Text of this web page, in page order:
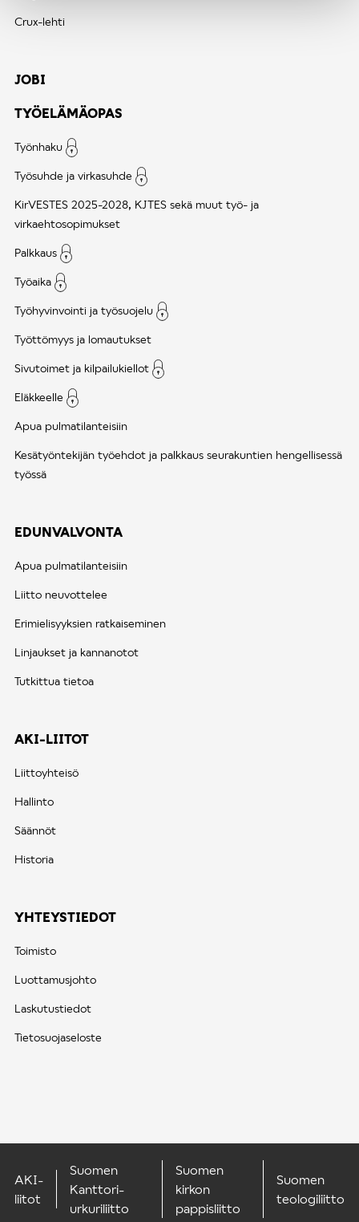
Crux-lehti
JOBI
TYÖELÄMÄOPAS
Työnhaku
Työsuhde ja virkasuhde
KirVESTES 2025-2028, KJTES sekä muut työ- ja
virkaehtosopimukset
Palkkaus
Työaika
Työhyvinvointi ja työsuojelu
Työttömyys ja lomautukset
Sivutoimet ja kilpailukiellot
Eläkkeelle
Apua pulmatilanteisiin
Kesätyöntekijän työehdot ja palkkaus seurakuntien hengellisessä
työssä
EDUNVALVONTA
Apua pulmatilanteisiin
Liitto neuvottelee
Erimielisyyksien ratkaiseminen
Linjaukset ja kannanotot
Tutkittua tietoa
AKI-LIITOT
Liittoyhteisö
Hallinto
Säännöt
Historia
YHTEYSTIEDOT
Toimisto
Luottamusjohto
Laskutustiedot
Tietosuojaseloste
AKI-
liitot
Suomen
Kanttori-
urkuriliitto
Suomen
kirkon
pappisliitto
Suomen
teologiliitto